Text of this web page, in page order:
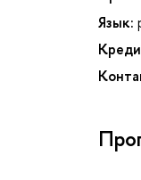
Язык: